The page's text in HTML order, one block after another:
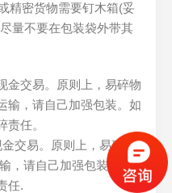
精密货物需要钉木箱(妥
量不要在包装袋外带其
金交易。原则上，易碎物
输，请自己加强包装。如
任。
交易。原则上，易碎物
，请自己加强包装.如果
任.